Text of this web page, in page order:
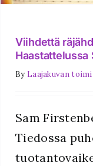
Viihdettä
Haastattelussa
By Laajakuvan
Sam
Tiedossa